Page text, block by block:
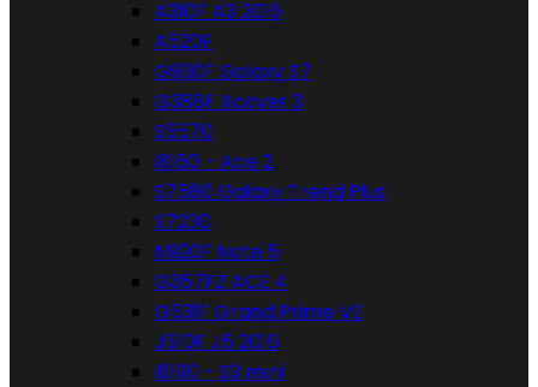
A310F A3 2016
A520F
G930F Galaxy S7
G388F Xcover 3
S5570
i8160 - Ace 2
S7580 Galaxy Trend Plus
S7230
N920F Note 5
G357FZ ACE 4
G531F Grand Prime VE
J510F J5 2016
i8190 - S3 mini